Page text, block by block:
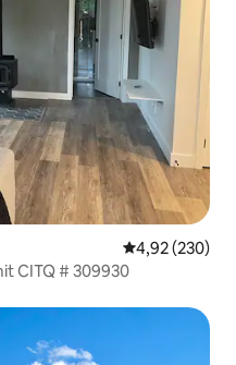
4,92 av 5 i
4,92 (230)
CITQ # 309930